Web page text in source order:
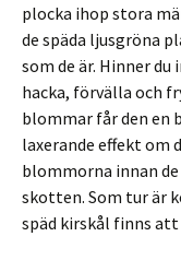
plocka ihop stora
de späda ljusgröna
som de är. Hinner
hacka, förvälla och
blommar får den en
laxerande effekt om
blommorna innan
skotten. Som tur är
späd kirskål finns